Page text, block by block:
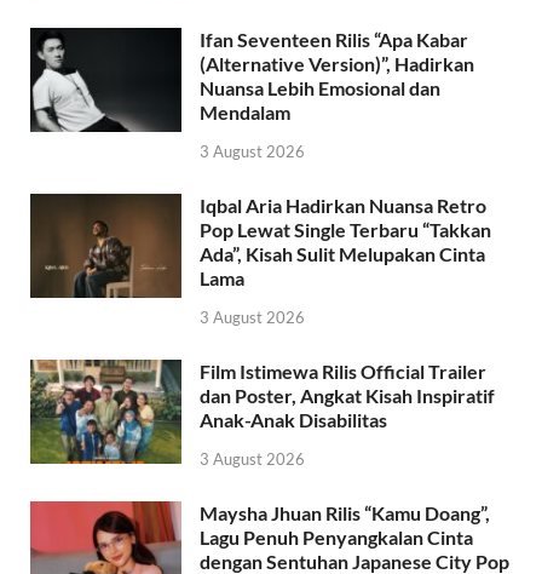
Ifan Seventeen Rilis “Apa Kabar
(Alternative Version)”, Hadirkan
Nuansa Lebih Emosional dan
Mendalam
3 August 2026
Iqbal Aria Hadirkan Nuansa Retro
Pop Lewat Single Terbaru “Takkan
Ada”, Kisah Sulit Melupakan Cinta
Lama
3 August 2026
Film Istimewa Rilis Official Trailer
dan Poster, Angkat Kisah Inspiratif
Anak-Anak Disabilitas
3 August 2026
Maysha Jhuan Rilis “Kamu Doang”,
Lagu Penuh Penyangkalan Cinta
dengan Sentuhan Japanese City Pop